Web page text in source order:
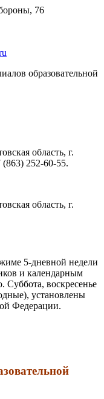
76
образовательной
область, г.
252-60-55.
область, г.
5-дневной недели
и календарным
воскресенье
установлены
Федерации.